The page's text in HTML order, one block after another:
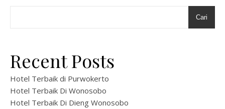
Cari
Recent Posts
Hotel Terbaik di Purwokerto
Hotel Terbaik Di Wonosobo
Hotel Terbaik Di Dieng Wonosobo